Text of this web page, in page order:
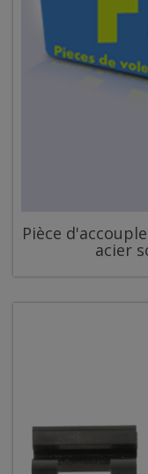
Pièce
acier